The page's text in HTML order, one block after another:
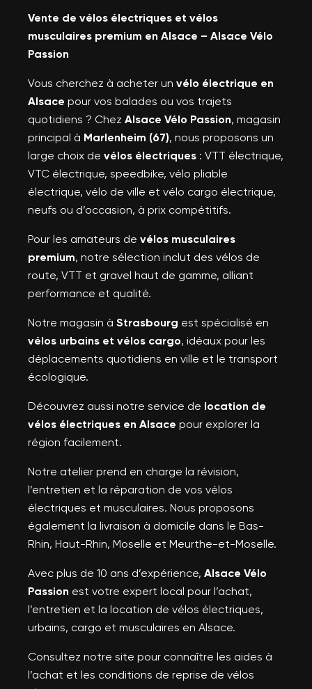
Vente de vélos électriques et vélos
musculaires premium en Alsace – Alsace Vélo
Passion
Vous cherchez à acheter un vélo électrique en
Alsace pour vos balades ou vos trajets
quotidiens ? Chez Alsace Vélo Passion, magasin
principal à Marlenheim (67), nous proposons un
large choix de vélos électriques : VTT électrique,
VTC électrique, speedbike, vélo pliable
électrique, vélo de ville et vélo cargo électrique,
neufs ou d’occasion, à prix compétitifs.
Pour les amateurs de vélos musculaires
premium, notre sélection inclut des vélos de
route, VTT et gravel haut de gamme, alliant
performance et qualité.
Notre magasin à Strasbourg est spécialisé en
vélos urbains et vélos cargo, idéaux pour les
déplacements quotidiens en ville et le transport
écologique.
Découvrez aussi notre service de location de
vélos électriques en Alsace pour explorer la
région facilement.
Notre atelier prend en charge la révision,
l’entretien et la réparation de vos vélos
électriques et musculaires. Nous proposons
également la livraison à domicile dans le Bas-
Rhin, Haut-Rhin, Moselle et Meurthe-et-Moselle.
Avec plus de 10 ans d’expérience, Alsace Vélo
Passion est votre expert local pour l’achat,
l’entretien et la location de vélos électriques,
urbains, cargo et musculaires en Alsace.
Consultez notre site pour connaître les aides à
l’achat et les conditions de reprise de vélos